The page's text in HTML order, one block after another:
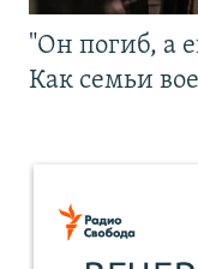
"Он погиб, а
Как семьи